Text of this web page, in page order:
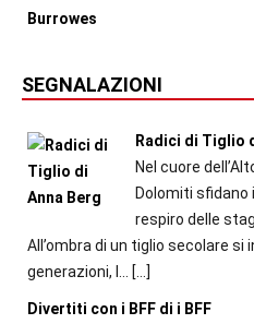
SEGNALAZIONI
Radici di Tiglio
Nel cuore
Dolomiti sfidano
respiro delle
All’ombra di un tiglio secolare
generazioni, l...
[…]
Divertiti con i BFF di i BFF